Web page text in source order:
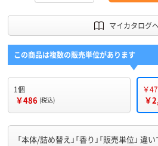
マイカタログ
この商品は複数の販売単位があります
1個
￥486 (税込)
￥
￥
「本体/詰め替え」「香り」「販売単位」 違